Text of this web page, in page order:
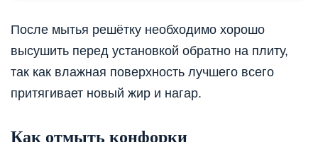
После мытья решётку необходимо хорошо
высушить перед установкой обратно на плиту,
так как влажная поверхность лучшего всего
притягивает новый жир и нагар.
Как отмыть конфорки